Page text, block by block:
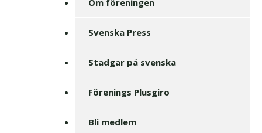
Svenska Press
Stadgar på svenska
Förenings Plusgiro
Bli medlem